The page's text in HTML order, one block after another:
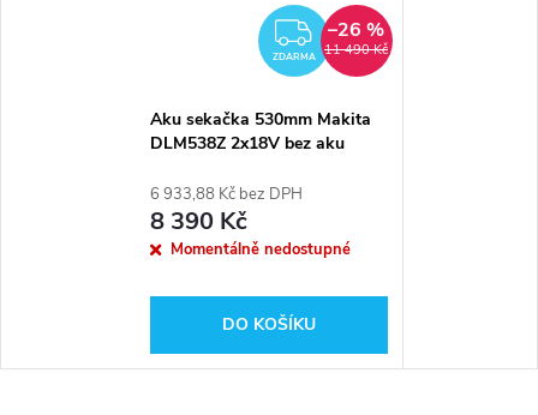
ZDARMA
ZDARMA 11 490 Kč
–26 %
Aku sekačka 530mm Makita
DLM538Z 2x18V bez aku
6 933,88 Kč bez DPH
8 390 Kč
Momentálně nedostupné
DO KOŠÍKU